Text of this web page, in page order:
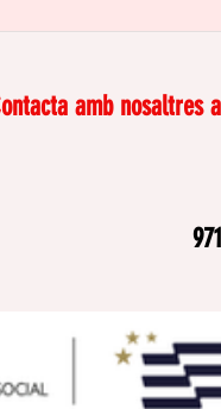
La feina
amb nosaltres